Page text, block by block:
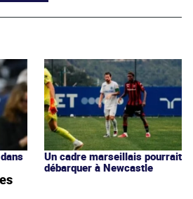
Un cadre marseillais pourrait
débarquer à Newcastle